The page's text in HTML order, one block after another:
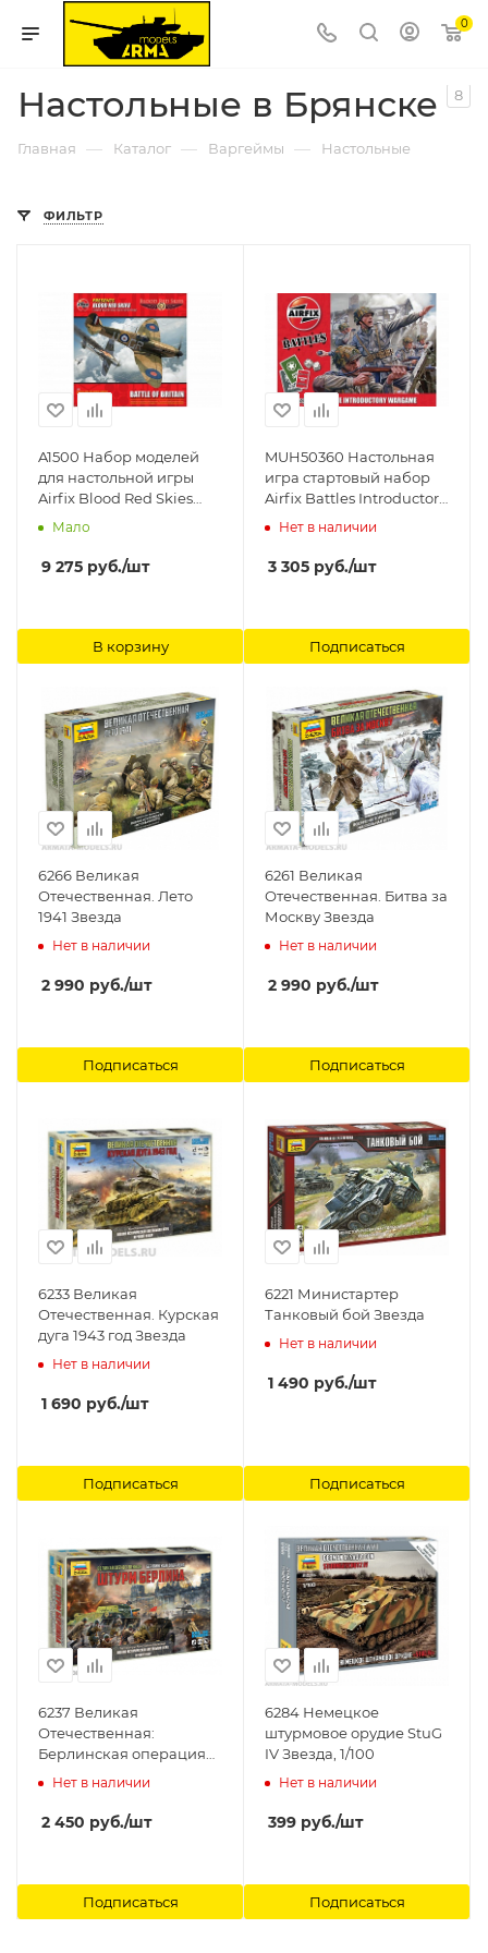
0
Настольные в Брянске 8
Главная — Каталог — Варгеймы — Настольные
ФИЛЬТР
A1500 Набор моделей
для настольной игры
Airfix Blood Red Skies
Airfix, 1/72
Мало
9 275 руб./шт
В корзину
MUH50360 Настольная
игра стартовый набор
Airfix Battles Introductory
Wargame Airfix
Нет в наличии
3 305 руб./шт
Подписаться
6266 Великая
Отечественная. Лето
1941 Звезда
Нет в наличии
2 990 руб./шт
Подписаться
6261 Великая
Отечественная. Битва за
Москву Звезда
Нет в наличии
2 990 руб./шт
Подписаться
6233 Великая
Отечественная. Курская
дуга 1943 год Звезда
Нет в наличии
1 690 руб./шт
Подписаться
6221 Министартер
Танковый бой Звезда
Нет в наличии
1 490 руб./шт
Подписаться
6237 Великая
Отечественная:
Берлинская операция
Штурм Берлина Звезда
Нет в наличии
2 450 руб./шт
Подписаться
6284 Немецкое
штурмовое орудие StuG
IV Звезда, 1/100
Нет в наличии
399 руб./шт
Подписаться